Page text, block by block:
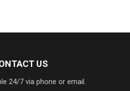
US
24/7 via phone or email.